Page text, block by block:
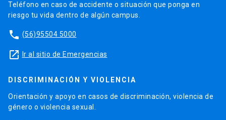
Teléfono en caso de accidente o situación que ponga en
riesgo tu vida dentro de algún campus.
phone (56)95504 5000
launch Ir al sitio de Emergencias
DISCRIMINACIÓN Y VIOLENCIA
Orientación y apoyo en casos de discriminación, violencia de
género o violencia sexual.